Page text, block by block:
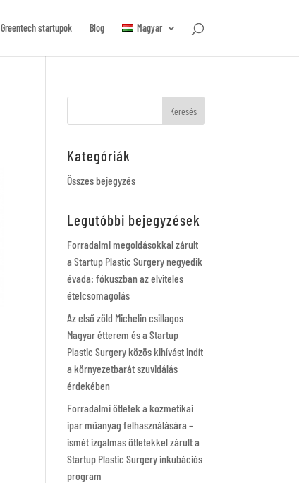
Greentech startupok Blog Magyar
Kategóriák
Összes bejegyzés
Legutóbbi bejegyzések
Forradalmi megoldásokkal zárult
a Startup Plastic Surgery negyedik
évada: fókuszban az elviteles
ételcsomagolás
Az első zöld Michelin csillagos
Magyar étterem és a Startup
Plastic Surgery közös kihívást indít
a környezetbarát szuvidálás
érdekében
Forradalmi ötletek a kozmetikai
ipar műanyag felhasználására –
ismét izgalmas ötletekkel zárult a
Startup Plastic Surgery inkubációs
program